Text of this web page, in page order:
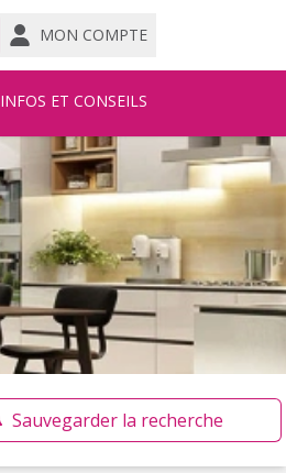
MON COMPTE
INFOS ET CONSEILS
Sauvegarder la recherche